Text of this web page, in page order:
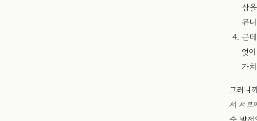
상
뮤
근
엇
가
그러니
서 서로